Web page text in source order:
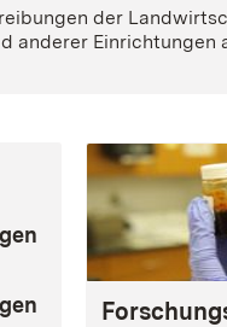
der
anderer Einrichtungen
neuem Fenster)